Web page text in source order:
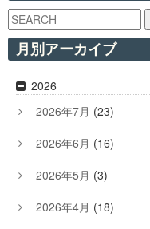
月別アーカイブ
2026
2026年7月 (23)
2026年6月 (16)
2026年5月 (3)
2026年4月 (18)